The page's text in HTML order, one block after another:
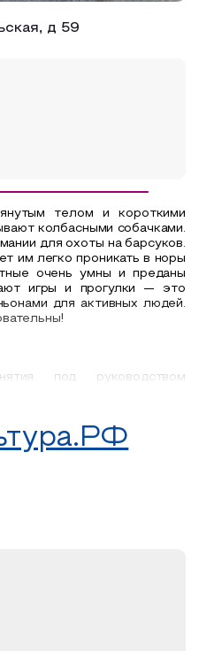
д 59
телом и короткими
колбасными собачками.
для охоты на барсуков.
им легко проникать в норы
очень умны и преданы
игры и прогулки — это
для активных людей.
под руководством
из керамической массы
понадобятся.
проработают мелкую
научиться работать с